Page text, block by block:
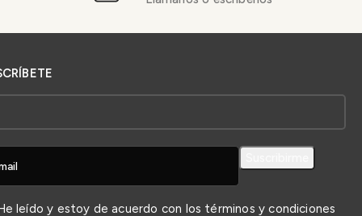
He leído y estoy de acuerdo con los términos y condiciones